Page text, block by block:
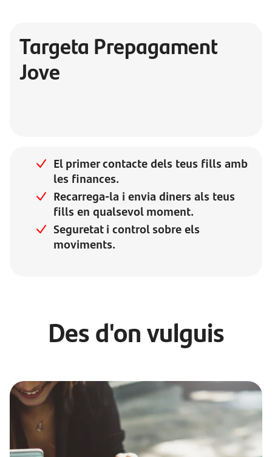
Targeta Prepagament
Jove
El primer contacte dels teus fills amb
les finances.
Recarrega-la i envia diners als teus
fills en qualsevol moment.
Seguretat i control sobre els
moviments.
Des d'on vulguis